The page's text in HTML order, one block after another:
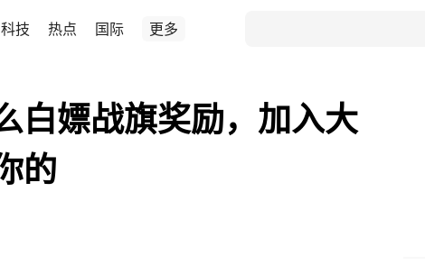
科技 热点 国际 更多
白嫖战旗奖励，加入大
的